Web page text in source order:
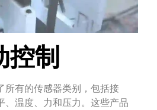
控制
所有的传感器类别，包括接
、温度、力和压力。这些产品